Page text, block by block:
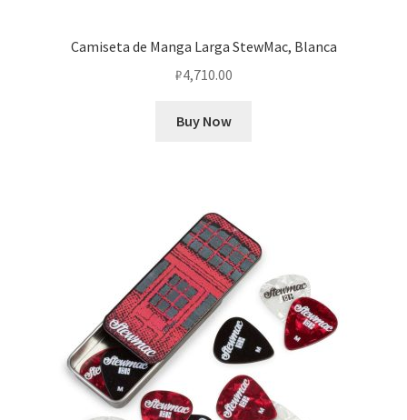
Camiseta de Manga Larga StewMac, Blanca
₽4,710.00
Buy Now